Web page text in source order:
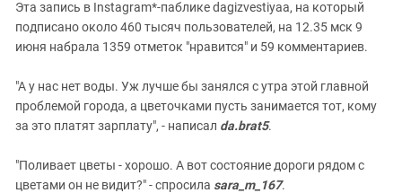
Эта запись в Instagram*-паблике dagizvestiyaa, на который
подписано около 460 тысяч пользователей, на 12.35 мск 9
июня набрала 1359 отметок "нравится" и 59 комментариев.
"А у нас нет воды. Уж лучше бы занялся с утра этой главной
проблемой города, а цветочками пусть занимается тот, кому
за это платят зарплату", - написал da.brat5.
"Поливает цветы - хорошо. А вот состояние дороги рядом с
цветами он не видит?" - спросила sara_m_167.